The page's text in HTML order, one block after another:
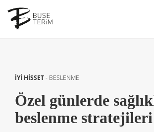
İYİ HİSSET- BESLENME
Özel günlerde
beslenme stratejileri